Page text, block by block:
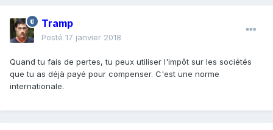
Tramp
Posté 17 janvier 2018
Quand tu fais de pertes, tu peux utiliser l'impôt sur les sociétés
que tu as déjà payé pour compenser. C'est une norme
internationale.